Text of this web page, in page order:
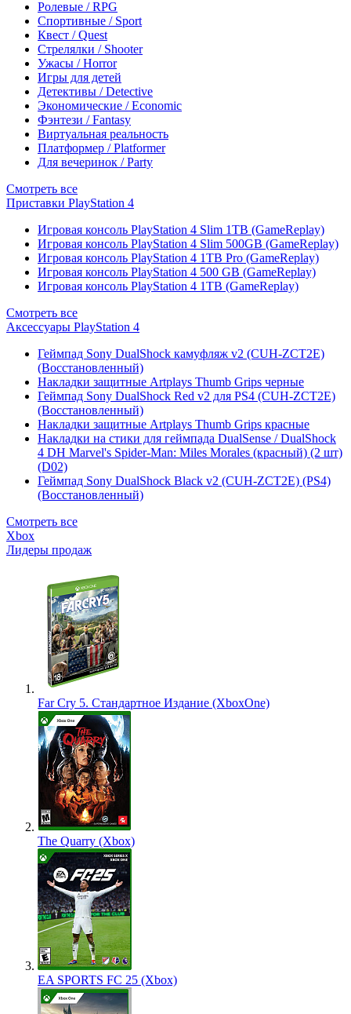
Ролевые / RPG
Спортивные / Sport
Квест / Quest
Стрелялки / Shooter
Ужасы / Horror
Игры для детей
Детективы / Detective
Экономические / Economic
Фэнтези / Fantasy
Виртуальная реальность
Платформер / Platformer
Для вечеринок / Party
Смотреть все
Приставки PlayStation 4
Игровая консоль PlayStation 4 Slim 1TB (GameReplay)
Игровая консоль PlayStation 4 Slim 500GB (GameReplay)
Игровая консоль PlayStation 4 1TB Pro (GameReplay)
Игровая консоль PlayStation 4 500 GB (GameReplay)
Игровая консоль PlayStation 4 1TB (GameReplay)
Смотреть все
Аксессуары PlayStation 4
Геймпад Sony DualShock камуфляж v2 (CUH-ZCT2E)
(Восстановленный)
Накладки защитные Artplays Thumb Grips черные
Геймпад Sony DualShock Red v2 для PS4 (CUH-ZCT2E)
(Восстановленный)
Накладки защитные Artplays Thumb Grips красные
Накладки на стики для геймпада DualSense / DualShock
4 DH Marvel's Spider-Man: Miles Morales (красный) (2 шт)
(D02)
Геймпад Sony DualShock Black v2 (CUH-ZCT2E) (PS4)
(Восстановленный)
Смотреть все
Xbox
Лидеры продаж
Far Cry 5. Стандартное Издание (XboxOne)
The Quarry (Xbox)
EA SPORTS FC 25 (Xbox)